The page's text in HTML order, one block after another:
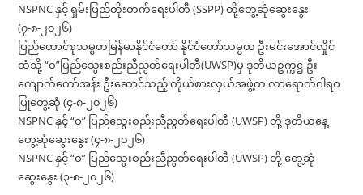
NSPNC နှင့် ရှမ်းပြည်တိုးတက်ရေးပါတီ (SSPP) တို့တွေ့ဆုံဆွေးနွေး
(၇-၈-၂၀၂၆)
ပြည်ထောင်စုသမ္မတမြန်မာနိုင်ငံတော် နိုင်ငံတော်သမ္မတ ဦးမင်းအောင်လှိုင်
ထံသို့ “ဝ”ပြည်သွေးစည်းညီညွတ်ရေးပါတီ(UWSP)မှ ဒုတိယဥက္ကဋ္ဌ ဦး
ကျောက်ကော်အန်း ဦးဆောင်သည့် ကိုယ်စားလှယ်အဖွဲ့က လာရောက်ဂါရဝ
ပြုတွေ့ဆုံ (၄-၈-၂၀၂၆)
NSPNC နှင့် “ဝ” ပြည်သွေးစည်းညီညွတ်ရေးပါတီ (UWSP) တို့ ဒုတိယနေ့
တွေ့ဆုံဆွေးနွေး (၄-၈-၂၀၂၆)
NSPNC နှင့် “ဝ” ပြည်သွေးစည်းညီညွတ်ရေးပါတီ (UWSP) တို့ တွေ့ဆုံ
ဆွေးနွေး (၃-၈-၂၀၂၆)